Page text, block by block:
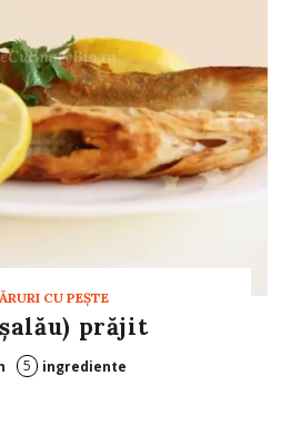
CU PEŞTE
prăjit
5 ingrediente